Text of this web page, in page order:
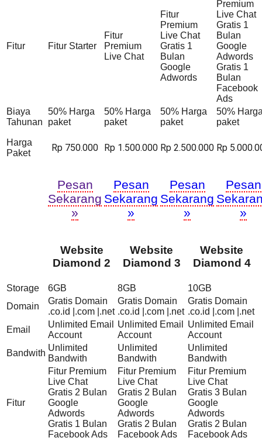
Fitur Fitur Starter
Fitur
Premium
Live Chat
Fitur
Premium
Live Chat
Gratis 1
Bulan
Google
Adwords
Premium
Live Chat
Gratis 1
Bulan
Google
Adwords
Gratis 1
Bulan
Facebook
Ads
Biaya
Tahunan
50% Harga
paket
50% Harga
paket
50% Harga
paket
50%
paket
Harga
Paket
Rp 750.000 Rp 1.500.000 Rp 2.500.000 Rp
Pesan
Sekarang
»
Pesan
Sekarang
»
Pesan
Sekarang
»
Pesan
»
Website
Diamond 2
Website
Diamond 3
Website
Diamond 4
Storage 6GB 8GB
10GB
Domain
Gratis Domain
.co.id |.com |.net
Gratis Domain
.co.id |.com |.net
Gratis Domain
.co.id |.com |.net
Email
Unlimited Email
Account
Unlimited Email
Account
Unlimited Email
Account
Bandwith
Unlimited
Bandwith
Unlimited
Bandwith
Unlimited
Bandwith
Fitur
Fitur Premium
Live Chat
Gratis 2 Bulan
Google
Adwords
Gratis 1 Bulan
Facebook Ads
Fitur Premium
Live Chat
Gratis 2 Bulan
Google
Adwords
Gratis 2 Bulan
Facebook Ads
Fitur Premium
Live Chat
Gratis 3 Bulan
Google
Adwords
Gratis 2 Bulan
Facebook Ads